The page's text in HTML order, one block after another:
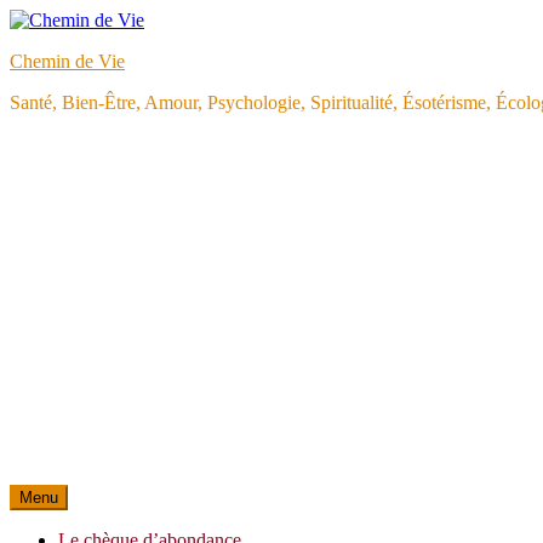
Aller
contenu
Chemin de Vie
Santé, Bien-Être, Amour, Psychologie, Spiritualité, Ésotérisme,
Menu